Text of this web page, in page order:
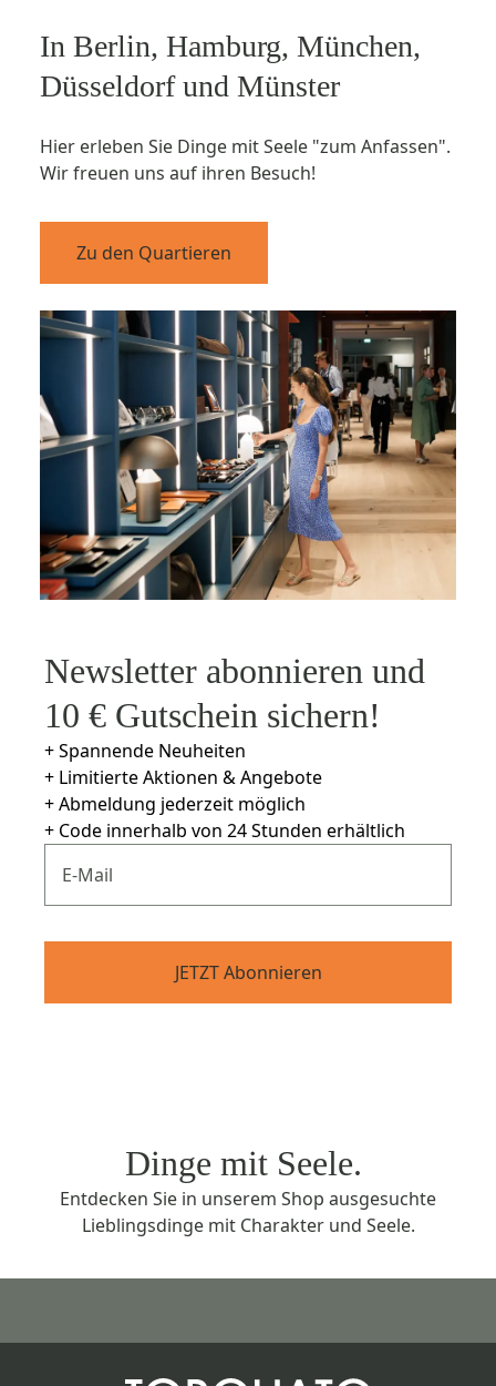
In Berlin, Hamburg, München,
Düsseldorf und Münster
Hier erleben Sie Dinge mit Seele "zum Anfassen".
Wir freuen uns auf ihren Besuch!
Zu den Quartieren
Newsletter abonnieren und
10 € Gutschein sichern!
+ Spannende Neuheiten
+ Limitierte Aktionen & Angebote
+ Abmeldung jederzeit möglich
+ Code innerhalb von 24 Stunden erhältlich
JETZT Abonnieren
Dinge mit Seele.
Entdecken Sie in unserem Shop ausgesuchte
Lieblingsdinge mit Charakter und Seele.